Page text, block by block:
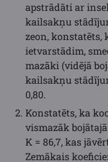
apstrādāti ar
kailsakņu
zeon, konstatēts,
ietvarstādim,
mazāki (vidējā
kailsakņu
0,80.
Konstatēts, ka
vismazāk
K = 86,7, kas
Zemākais